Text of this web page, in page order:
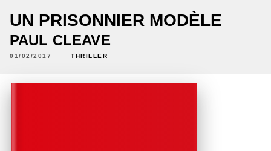
UN PRISONNIER MODÈLE
PAUL CLEAVE
01/02/2017 THRILLER